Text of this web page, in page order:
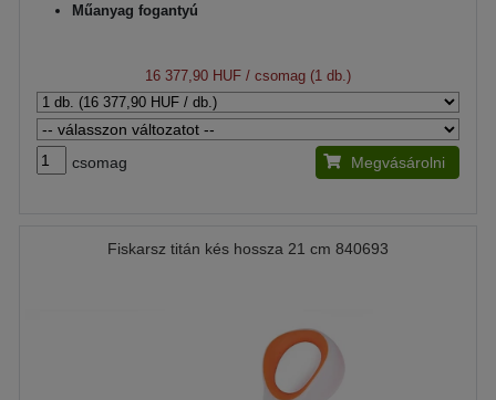
Műanyag fogantyú
16 377,90 HUF / csomag (1 db.)
csomag Megvásárolni
Fiskarsz titán kés hossza 21 cm 840693